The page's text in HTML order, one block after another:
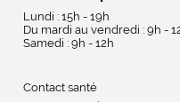
Lundi : 15h - 19h
Du mardi au vendredi : 9h -
Samedi : 9h - 12h
Contact santé